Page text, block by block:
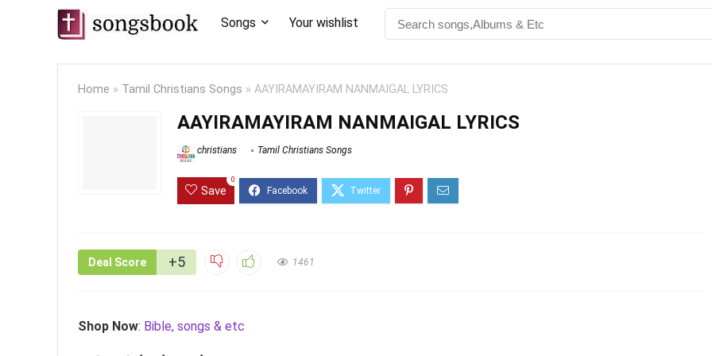
Songs Your wishlist
Home » Tamil Christians Songs » AAYIRAMAYIRAM NANMAIGAL LYRICS
AAYIRAMAYIRAM NANMAIGAL LYRICS
christians Tamil Christians Songs
Save
0
Deal Score +5 1461
Shop Now: Bible, songs & etc